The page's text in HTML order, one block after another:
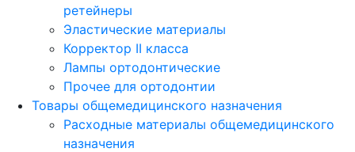
ретейнеры
Эластические материалы
Корректор II класса
Лампы ортодонтические
Прочее для ортодонтии
Товары общемедицинского назначения
Расходные материалы общемедицинского
назначения